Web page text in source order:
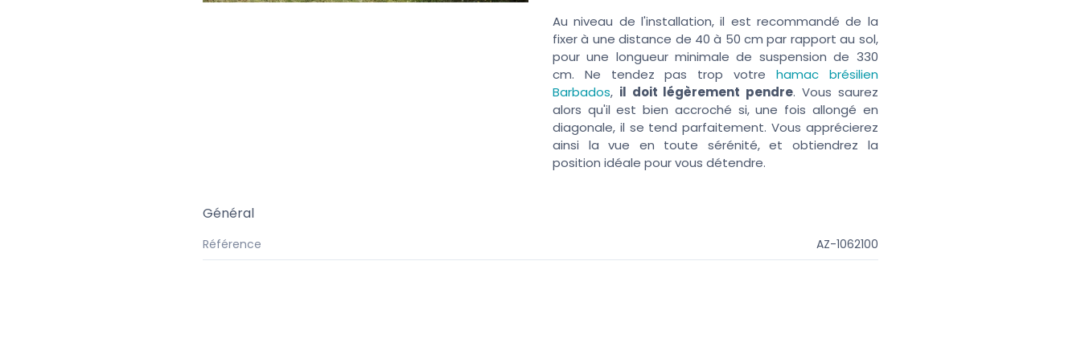
Au niveau de l'installation, il est recommandé de la
fixer à une distance de 40 à 50 cm par rapport au sol,
pour une longueur minimale de suspension de 330
cm. Ne tendez pas trop votre hamac brésilien
Barbados, il doit légèrement pendre. Vous saurez
alors qu'il est bien accroché si, une fois allongé en
diagonale, il se tend parfaitement. Vous apprécierez
ainsi la vue en toute sérénité, et obtiendrez la
position idéale pour vous détendre.
Général
Référence AZ-1062100